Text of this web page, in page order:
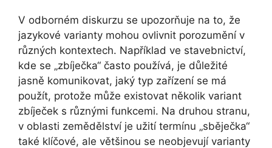
V odborném diskurzu se upozorňuje na to, že
jazykové varianty mohou ovlivnit porozumění v
různých kontextech. Například ve stavebnictví,
kde se „zbíječka“ často používá, je důležité
jasně komunikovat, jaký typ zařízení se má
použít, protože může existovat několik variant
zbíječek s různými funkcemi. Na druhou stranu,
v oblasti zemědělství je užití termínu „sběječka“
také klíčové, ale většinou se neobjevují varianty